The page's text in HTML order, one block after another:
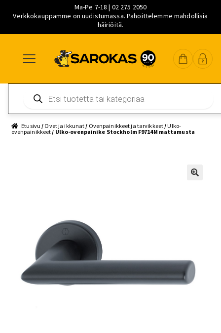
Ma-Pe 7-18 | 02 275 2050
Verkkokauppamme on uudistumassa. Pahoittelemme mahdollisia
häiriöitä.
navigointiin
sisältöön
pääsisältöön
search
Etusivu / Ovet ja ikkunat / Ovenpainikkeet ja tarvikkeet /Ulko-
ovenpainikkeet / Ulko-ovenpainike Stockholm F9714M mattamusta